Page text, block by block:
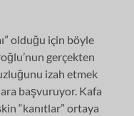
olduğu için böyle
gerçekten
izah etmek
başvuruyor. Kafa
“kanıtlar” ortaya